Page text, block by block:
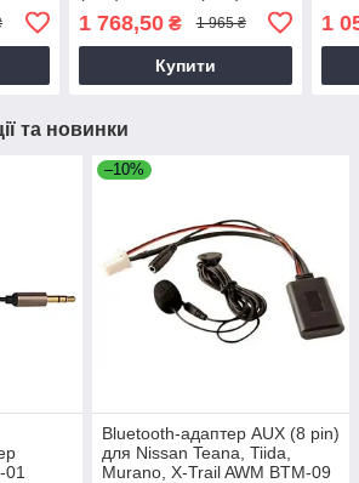
1 768,50₴ 1 965 ₴
Купити
Z4
1
та новинки
–10%
Bluetooth-адаптер AUX (8 pin)
для Nissan Teana, Tiida,
Murano, X-Trail AWM BTM-09